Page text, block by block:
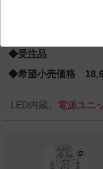
（
◆受注品
◆希望小売価格
LED内蔵、 電源ユニ